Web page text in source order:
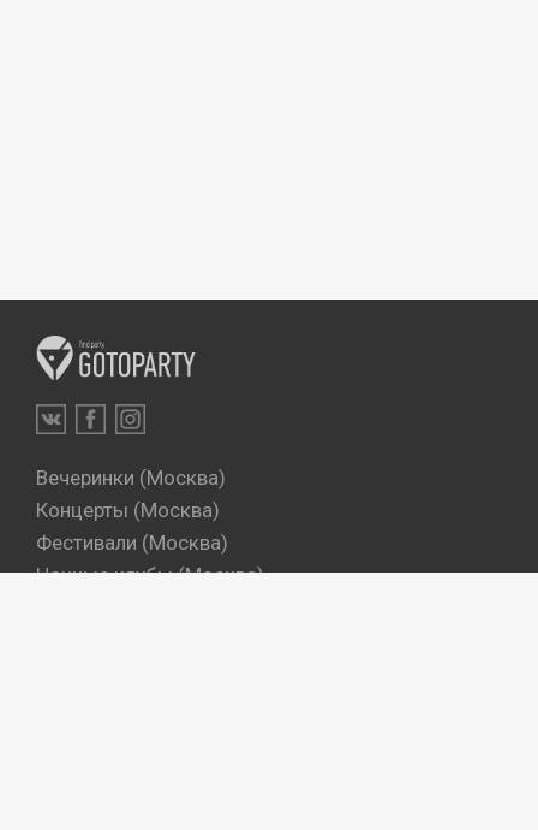
Вечеринки (Москва)
Концерты (Москва)
Фестивали (Москва)
Ночные клубы (Москва)